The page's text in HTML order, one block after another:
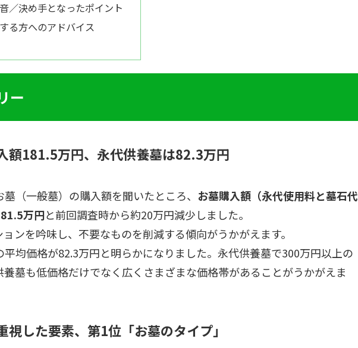
／決め手となったポイント
る方へのアドバイス
ー
額181.5万円、永代供養墓は82.3万円
（一般墓）の購入額を聞いたところ、 お墓購入額（永代使用料と墓石代
万円と前回調査時から約20万円減少しました。
ンを吟味し、不要なものを削減する傾向がうかがえます。
平均価格が82.3万円と明らかになりました。永代供養墓で300万円以上の
墓も低価格だけでなく広くさまざまな価格帯があることがうかがえま
視した要素、第1位「お墓のタイプ」